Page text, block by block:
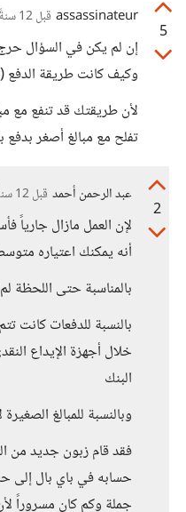
5
assassinateur قبل 12 سنةً
إن لم يكن في السؤال
وكيف كانت طريقة الدفع
لأن طريقتك قد تنفع مع
تفلح مع مبالغ أصغر بدفع
2
عبد الرحمن أحمد قبل 12 سنةً
لإن العمل مازال جارياً
أنه يمكنك اعتياره
بالمناسبة حتى اللحظة
بالنسبة للدفعات كانت
خلال أجهزة الإيداع
البنك
وبالنسبة للمبالغ
حسابه في باي بال إلى
جملة وكم كان مسروراً